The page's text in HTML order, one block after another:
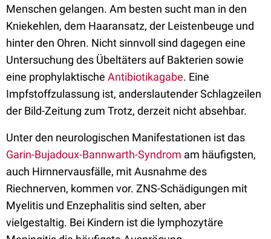
Menschen gelangen. Am besten sucht man in den
Kniekehlen, dem Haaransatz, der Leistenbeuge und
hinter den Ohren. Nicht sinnvoll sind dagegen eine
Untersuchung des Übeltäters auf Bakterien sowie
eine prophylaktische Antibiotikagabe. Eine
Impfstoffzulassung ist, anderslautender Schlagzeilen
der Bild-Zeitung zum Trotz, derzeit nicht absehbar.
Unter den neurologischen Manifestationen ist das
Garin-Bujadoux-Bannwarth-Syndrom am häufigsten,
auch Hirnnervausfälle, mit Ausnahme des
Riechnerven, kommen vor. ZNS-Schädigungen mit
Myelitis und Enzephalitis sind selten, aber
vielgestaltig. Bei Kindern ist die lymphozytäre